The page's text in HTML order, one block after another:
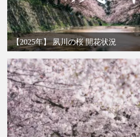
【2025年】 夙川の桜 開花状況